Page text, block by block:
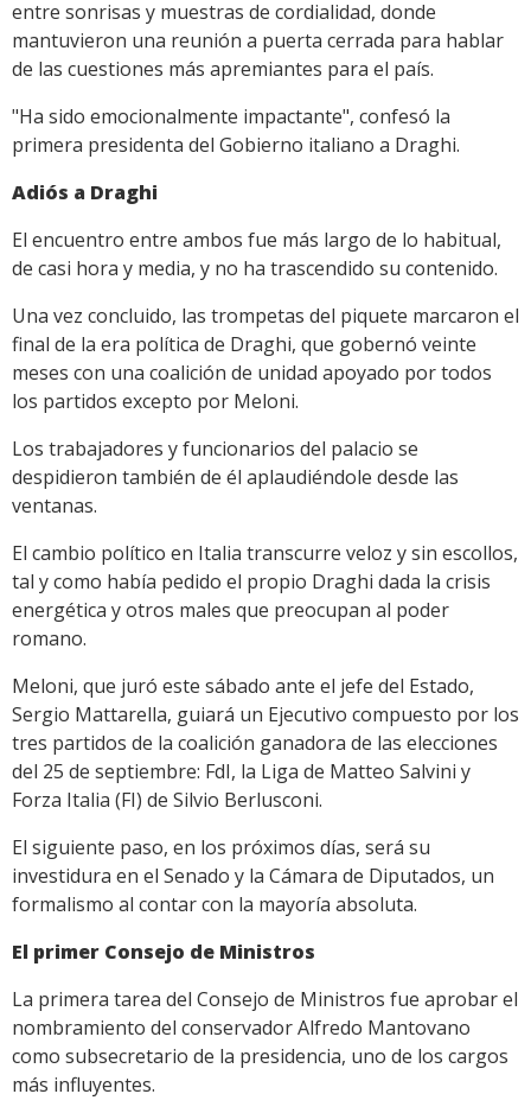
entre sonrisas y muestras de cordialidad, donde
mantuvieron una reunión a puerta cerrada para hablar
de las cuestiones más apremiantes para el país.
"Ha sido emocionalmente impactante", confesó la
primera presidenta del Gobierno italiano a Draghi.
Adiós a Draghi
El encuentro entre ambos fue más largo de lo habitual,
de casi hora y media, y no ha trascendido su contenido.
Una vez concluido, las trompetas del piquete marcaron el
final de la era política de Draghi, que gobernó veinte
meses con una coalición de unidad apoyado por todos
los partidos excepto por Meloni.
Los trabajadores y funcionarios del palacio se
despidieron también de él aplaudiéndole desde las
ventanas.
El cambio político en Italia transcurre veloz y sin escollos,
tal y como había pedido el propio Draghi dada la crisis
energética y otros males que preocupan al poder
romano.
Meloni, que juró este sábado ante el jefe del Estado,
Sergio Mattarella, guiará un Ejecutivo compuesto por los
tres partidos de la coalición ganadora de las elecciones
del 25 de septiembre: FdI, la Liga de Matteo Salvini y
Forza Italia (FI) de Silvio Berlusconi.
El siguiente paso, en los próximos días, será su
investidura en el Senado y la Cámara de Diputados, un
formalismo al contar con la mayoría absoluta.
El primer Consejo de Ministros
La primera tarea del Consejo de Ministros fue aprobar el
nombramiento del conservador Alfredo Mantovano
como subsecretario de la presidencia, uno de los cargos
más influyentes.